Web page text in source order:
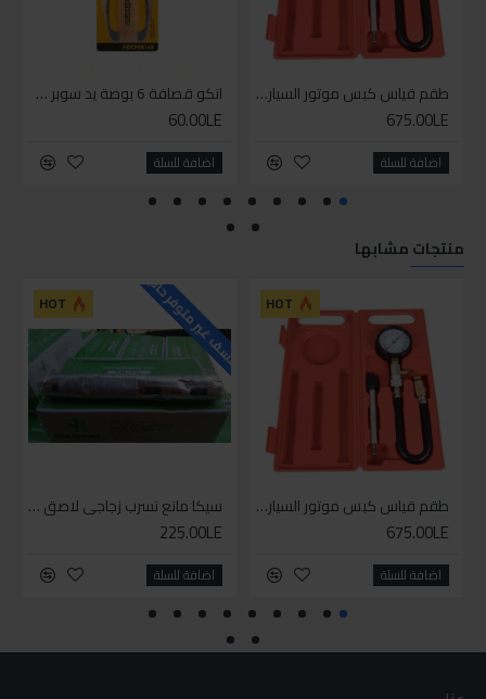
طقم قياس كبس موتور السياره 3 ق
675.00LE
اضافة للسلة
انكو قصافة 6 بوصة يد سوبر وان
60.00LE
اضافة للسلة
منتجات مشابها
HOT
طقم قياس كبس موتور السياره 3 ق
675.00LE
اضافة للسلة
HOT للاسف غير متوفر حاليا
سيكا مانع تسرب زجاجي لاصق اسود 600 مل
225.00LE
اضافة للسلة